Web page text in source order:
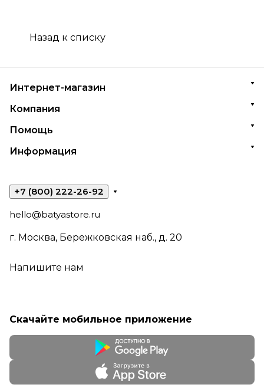
Назад к списку
Интернет-магазин
Компания
Помощь
Информация
+7 (800) 222-26-92
hello@batyastore.ru
г. Москва, Бережковская наб., д. 20
Напишите нам
Скачайте мобильное приложение